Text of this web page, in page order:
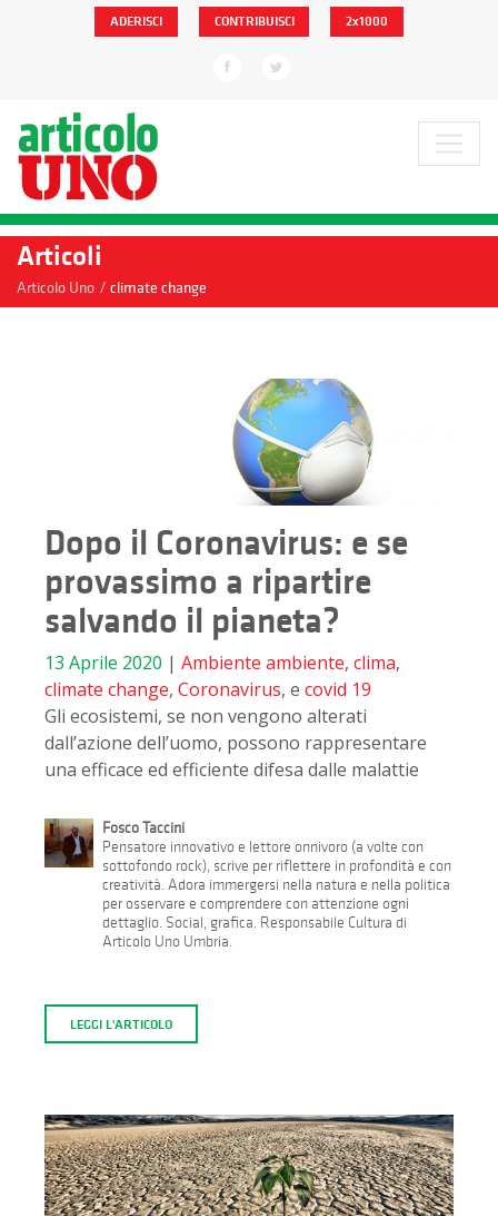
ADERISCI CONTRIBUISCI 2x1000
Articoli
Articolo Uno / climate change
Dopo il Coronavirus: e se
provassimo a ripartire
salvando il pianeta?
13 Aprile 2020 | Ambiente ambiente, clima,
climate change, Coronavirus, e covid 19
Gli ecosistemi, se non vengono alterati
dall’azione dell’uomo, possono rappresentare
una efficace ed efficiente difesa dalle malattie
Fosco Taccini
Pensatore innovativo e lettore onnivoro (a volte con
sottofondo rock), scrive per riflettere in profondità e con
creatività. Adora immergersi nella natura e nella politica
per osservare e comprendere con attenzione ogni
dettaglio. Social, grafica. Responsabile Cultura di
Articolo Uno Umbria.
LEGGI L'ARTICOLO